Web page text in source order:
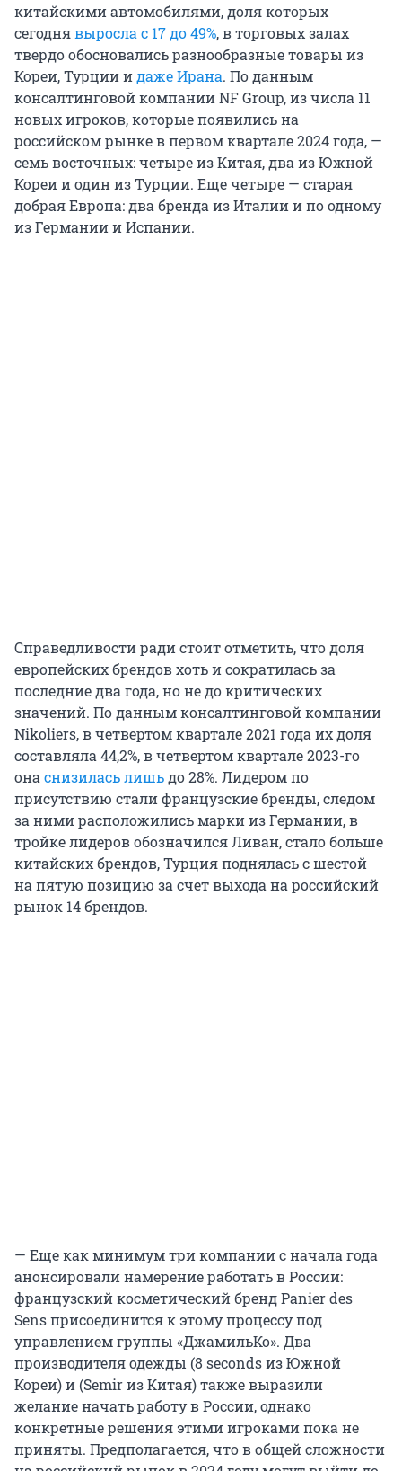
китайскими автомобилями, доля которых
сегоднявыросла с 17 до 49%, в торговых залах
твердо обосновались разнообразные товары из
Кореи, Турции идаже Ирана. По данным
консалтинговой компании NF Group, из числа 11
новых игроков, которые появились на
российском рынке в первом квартале 2024 года, —
семь восточных: четыре из Китая, два из Южной
Кореи и один из Турции. Еще четыре — старая
добрая Европа: два бренда из Италии и по одному
из Германии и Испании.
Справедливости ради стоит отметить, что доля
европейских брендов хоть и сократилась за
последние два года, но не до критических
значений. По данным консалтинговой компании
Nikoliers, в четвертом квартале 2021 года их доля
составляла 44,2%, в четвертом квартале 2023-го
она снизилась лишьдо 28%. Лидером по
присутствию стали французские бренды, следом
за ними расположились марки из Германии, в
тройке лидеров обозначился Ливан, стало больше
китайских брендов, Турция поднялась с шестой
на пятую позицию за счет выхода на российский
рынок 14 брендов.
— Еще как минимум три компании с начала года
анонсировали намерение работать в России:
французский косметический бренд Panier des
Sens присоединится к этому процессу под
управлением группы «ДжамильКо». Два
производителя одежды (8 seconds из Южной
Кореи) и (Semir из Китая) также выразили
желание начать работу в России, однако
конкретные решения этими игроками пока не
приняты. Предполагается, что в общей сложности